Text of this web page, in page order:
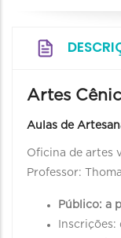
Artes
Aulas de
Oficina de artes
Professor:
Público: a